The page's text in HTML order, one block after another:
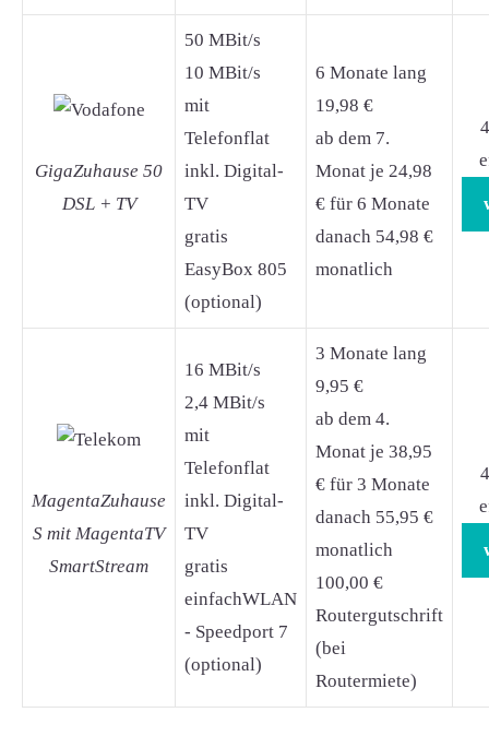
GigaZuhause 50
DSL + TV
50 MBit/s
10 MBit/s
mit
Telefonflat
inkl. Digital-
TV
gratis
EasyBox 805
(optional)
6 Monate lang
19,98 €
ab dem 7.
Monat je 24,98
€ für 6 Monate
danach 54,98 €
monatlich
MagentaZuhause
S mit MagentaTV
SmartStream
16 MBit/s
2,4 MBit/s
mit
Telefonflat
inkl. Digital-
TV
gratis
einfachWLAN
- Speedport 7
(optional)
3 Monate lang
9,95 €
ab dem 4.
Monat je 38,95
€ für 3 Monate
danach 55,95 €
monatlich
100,00 €
Routergutschrift
(bei
Routermiete)